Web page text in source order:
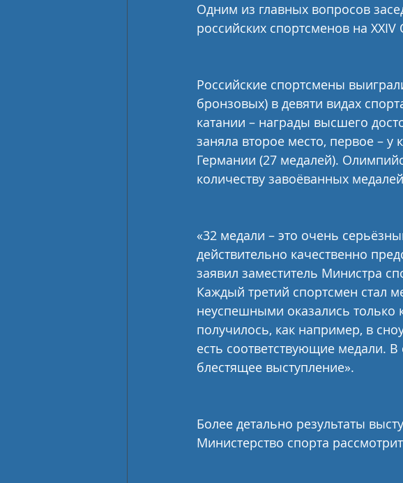
Одним из главных вопросов
российских спортсменов на
Российские спортсмены
бронзовых) в девяти видах
катании – награды высшего
заняла второе место, первое –
Германии (27 медалей).
количеству завоёванных
«32 медали – это очень
действительно качественно
заявил заместитель Министра
Каждый третий спортсмен стал
неуспешными оказались только
получилось, как например, в
есть соответствующие медали.
блестящее выступление».
Более детально результаты
Министерство спорта